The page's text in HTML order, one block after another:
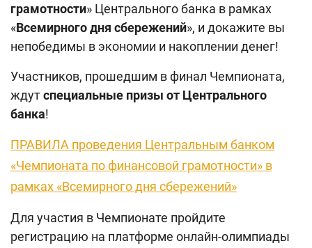
Поиск по сайту
Карта сайта
грамотности» Центрального банка в рамках
«Всемирного дня сбережений», и докажите вы
непобедимы в экономии и накоплении денег!
Участников, прошедшим в финал Чемпионата,
ждутспециальные призы от Центрального
банка!
ПРАВИЛА проведения Центральным банком
«Чемпионата по финансовой грамотности» в
рамках «Всемирного дня сбережений»
Для участия в Чемпионате пройдите
регистрацию на платформе онлайн-олимпиады